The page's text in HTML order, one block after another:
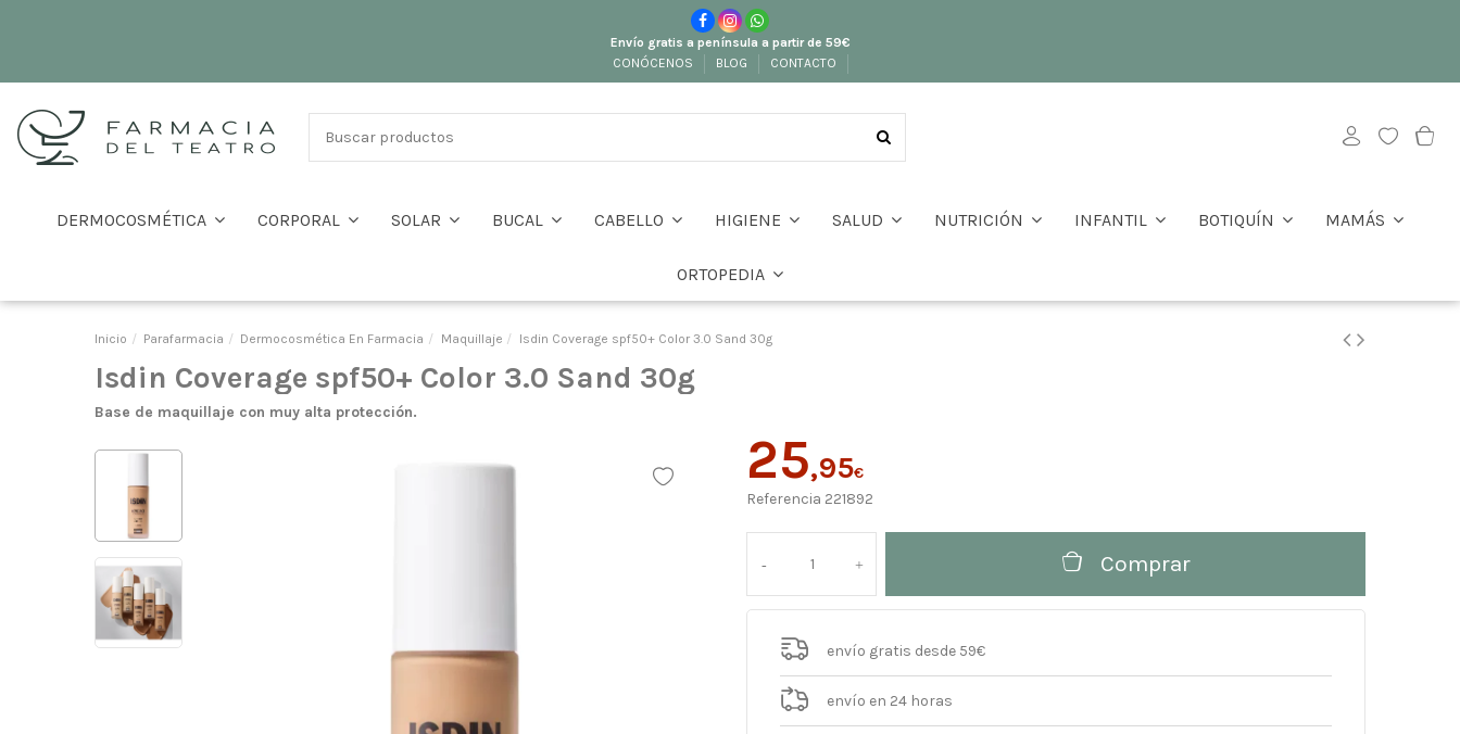
Envío gratis a península a partir de 59€
CONÓCENOS
BLOG CONTACTO
DERMOCOSMÉTICA CORPORAL SOLAR BUCAL CABELLO HIGIENE SALUD NUTRICIÓN INFANTIL BOTIQUÍN MAMÁS
ORTOPEDIA
Inicio Parafarmacia Dermocosmética En Farmacia Maquillaje Isdin Coverage spf50+ Color 3.0 Sand 30g
Isdin Coverage spf50+ Color 3.0 Sand 30g
Base de maquillaje con muy alta protección.
25,95€
Referencia 221892
Comprar
envío gratis desde 59€
envío en 24 horas